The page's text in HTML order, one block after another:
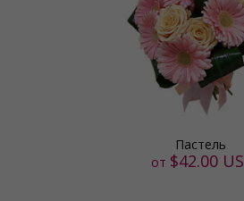
Пастель
от $42.00 US